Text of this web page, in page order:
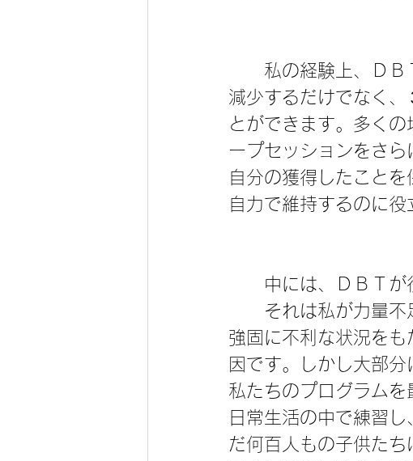
私の経験上、ＤＢＴ
減少するだけでなく
とができます。多く
ープセッションをさ
自分の獲得したこと
自力で維持するのに役
中には、ＤＢＴが役
それは私が力量不足
強固に不利な状況を
因です。しかし大部
私たちのプログラム
日常生活の中で練習
だ何百人もの子供た